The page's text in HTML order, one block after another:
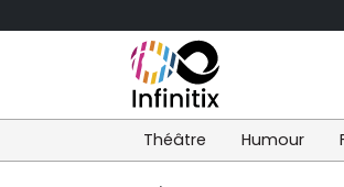
Théâtre Humour